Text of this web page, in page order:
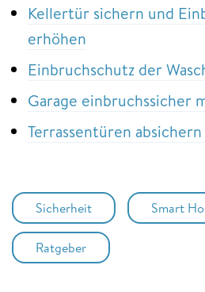
Kellertür sichern und
erhöhen
Einbruchschutz der
Garage einbruchssicher
Terrassentüren absichern
Sicherheit Smart
Ratgeber